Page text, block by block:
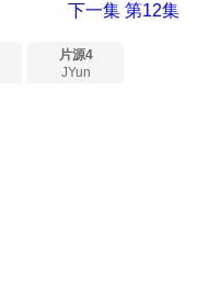
下一集第12集
片源4
JYun